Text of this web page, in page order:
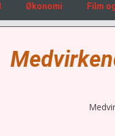
Økonomi Film